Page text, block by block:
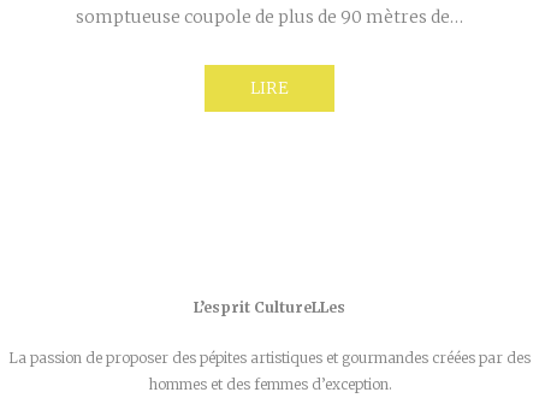
somptueuse coupole de plus de 90 mètres de…
LIRE
L’esprit CultureLLes
La passion de proposer des pépites artistiques et gourmandes créées par des
hommes et des femmes d’exception.